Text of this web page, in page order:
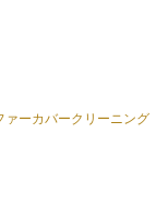
ァーカバークリーニング